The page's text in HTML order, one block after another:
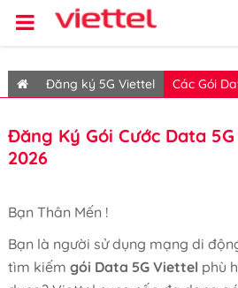
Đăng ký 5G Viettel Các Gói
Đăng Ký Gói Cước Data
2026
Bạn Thân Mến !
Bạn là người sử dụng mạng di
tìm kiếm gói Data 5G Viettel phù